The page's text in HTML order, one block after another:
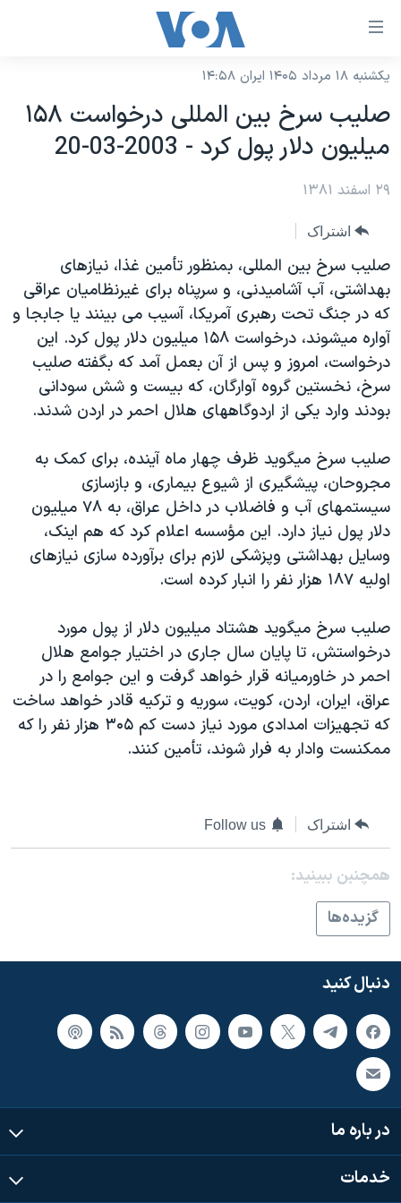
لینکهای
دسترسی
جهش
محتوای
اصلی
صفحه
اصلی
جهش
به
جستجو
نسخه سبک وب‌سایت
موضوع ها
ایران
آمریکا
ورزشی
گزیده‌ها
ویژه برنامه‌ها
ویدیوها
فرهنگ و زندگی
حقوق شهروندی
اقتصادی
علم و فناوری
اسرائیل در جنگ
گالری عکس
برنامه های تلویزیونی
جدول برنامه ها
صفحه‌های ویژه
جام جهانی ۲۰۲۶
عملیات خشم حماسی
۲۵۰سالگی آمریکا
بایگانی برنامه‌های تلویزیونی
مستندها
انتخابات ریاست جمهوری آمریکا ۲۰۲۴
حمله جمهوری اسلامی به اسرائیل
رمز مهسا
ورزش زنان در ایران
اعتراضات زن، زندگی، آزادی
تریبونال مردمی آبان ۹۸
دادگاه حمید نوری
چهل سال گروگان‌گیری
قانون شفافیت دارائی کادر رهبری ایران
نرگس محمدی برنده جایزه نوبل صلح
همایش محافظه‌کاران آمریکا «سی‌پک»
صفحه‌های ویژه
سفر پرزیدنت ترامپ به چین
فرکانس‌های صدای آمریکا
پخش رادیویی
یادگیری زبان انگلیسی
دنبال کنید
زبانهای مختلف
یکشنبه ۱۸ مرداد ۱۴۰۵ ایران ۱۴:۵۸
صليب سرخ بين المللی درخواست ۱۵۸
ميليون دلار پول کرد - 2003-03-20
۲۹ اسفند ۱۳۸۱
اشتراک
صليب سرخ بين المللی، بمنظور تأمين غذا، نيازهای
بهداشتی، آب آشاميدنی، و سرپناه برای غيرنظاميان عراقی
که در جنگ تحت رهبری آمريکا، آسيب می بينند يا جابجا و
آواره ميشوند، درخواست ۱۵۸ ميليون دلار پول کرد. اين
درخواست، امروز و پس از آن بعمل آمد که بگفته صليب
سرخ، نخستين گروه آوارگان، که بيست و شش سودانی
بودند وارد يکی از اردوگاههای هلال احمر در اردن شدند.
صليب سرخ ميگويد ظرف چهار ماه آينده، برای کمک به
مجروحان، پيشگيری از شيوع بيماری، و بازسازی
سيستمهای آب و فاضلاب در داخل عراق، به ۷۸ ميليون
دلار پول نياز دارد. اين مؤسسه اعلام کرد که هم اينک،
وسايل بهداشتی وپزشکی لازم برای برآورده سازی نيازهای
اوليه ۱۸۷ هزار نفر را انبار کرده است.
صليب سرخ ميگويد هشتاد ميليون دلار از پول مورد
درخواستش، تا پايان سال جاری در اختيار جوامع هلال
احمر در خاورميانه قرار خواهد گرفت و اين جوامع را در
عراق، ايران، اردن، کويت، سوريه و ترکيه قادر خواهد ساخت
که تجهيزات امدادی مورد نياز دست کم ۳۰۵ هزار نفر را که
ممکنست وادار به فرار شوند، تأمين کنند.
اشتراک Follow us
همچنبن ببینید:
گزيده‌ها
دنبال کنید
در باره ما
خدمات